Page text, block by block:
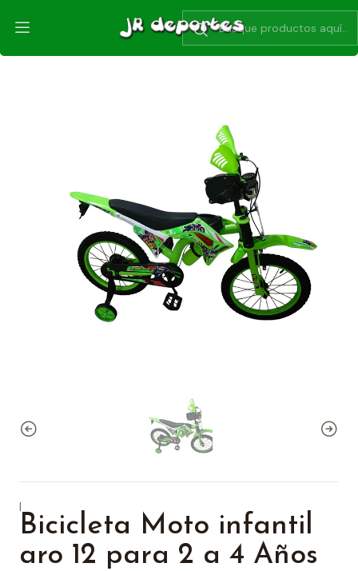
Bicicletas
Aro 12 de 2 a 4 años
Bicicleta Moto infantil aro 12 para 2 a 4 Años
|
Bicicleta Moto infantil
aro 12 para 2 a 4 Años